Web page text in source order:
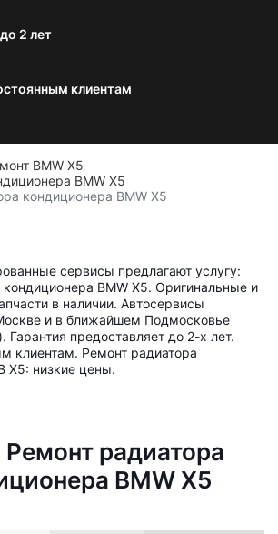
до 2 лет
клиентам
BMW X5
BMW X5
кондиционера BMW X5
сервисы предлагают услугу:
BMW X5. Оригинальные и
в наличии. Автосервисы
и в ближайшем Подмосковье
предоставляет до 2-х лет.
клиентам. Ремонт радиатора
Х5: низкие цены.
радиатора
BMW X5